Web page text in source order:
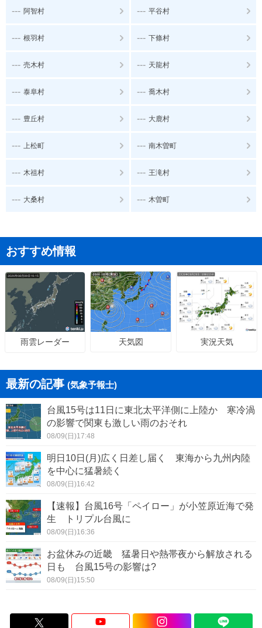
--- 阿智村 --- 平谷村
--- 根羽村 --- 下條村
--- 売木村 --- 天龍村
--- 泰阜村 --- 喬木村
--- 豊丘村 --- 大鹿村
--- 上松町 --- 南木曽町
--- 木祖村 --- 王滝村
--- 大桑村 --- 木曽町
おすすめ情報
雨雲レーダー 天気図 実況天気
最新の記事 (気象予報士)
台風15号は11日に東北太平洋側に上陸か 寒冷渦
の影響で関東も激しい雨のおそれ
08/09(日)17:48
明日10日(月)広く日差し届く 東海から九州内陸
を中心に猛暑続く
08/09(日)16:42
【速報】台風16号「ペイロー」が小笠原近海で発
生 トリプル台風に
08/09(日)16:36
お盆休みの近畿 猛暑日や熱帯夜から解放される
日も 台風15号の影響は?
08/09(日)15:50